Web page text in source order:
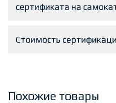
сертификата на
Стоимость
Похожие товары